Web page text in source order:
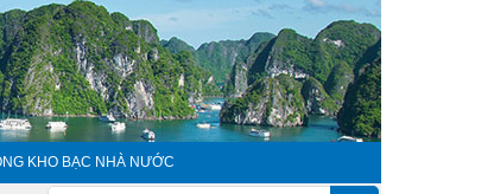
KHO BẠC NHÀ NƯỚC